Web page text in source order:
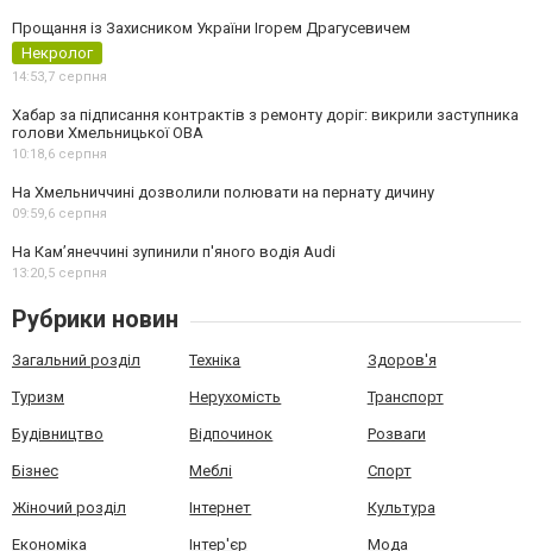
Прощання із Захисником України Ігорем Драгусевичем
Некролог
14:53,7 серпня
Хабар за підписання контрактів з ремонту доріг: викрили заступника
голови Хмельницької ОВА
10:18,6 серпня
На Хмельниччині дозволили полювати на пернату дичину
09:59,6 серпня
На Камʼянеччині зупинили п'яного водія Audi
13:20,5 серпня
Рубрики новин
Загальний розділ Техніка Здоров'я
Туризм Нерухомість Транспорт
Будівництво Відпочинок Розваги
Бізнес Меблі Спорт
Жіночий розділ Інтернет Культура
Економіка Інтер'єр Мода